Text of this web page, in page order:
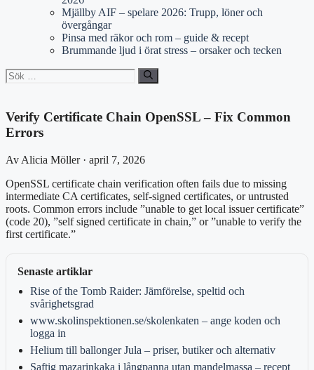
Mjällby AIF – spelare 2026: Trupp, löner och
övergångar
Pinsa med räkor och rom – guide & recept
Brummande ljud i örat stress – orsaker och tecken
Sök
efter:
Verify Certificate Chain OpenSSL – Fix Common
Errors
Av Alicia Möller · april 7, 2026
OpenSSL certificate chain verification often fails due to missing
intermediate CA certificates, self-signed certificates, or untrusted
roots. Common errors include ”unable to get local issuer certificate”
(code 20), ”self signed certificate in chain,” or ”unable to verify the
first certificate.”
Senaste artiklar
Rise of the Tomb Raider: Jämförelse, speltid och
svårighetsgrad
www.skolinspektionen.se/skolenkaten – ange koden och
logga in
Helium till ballonger Jula – priser, butiker och alternativ
Saftig mazarinkaka i långpanna utan mandelmassa – recept